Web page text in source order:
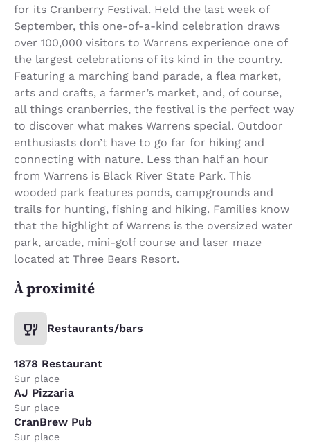
for its Cranberry Festival. Held the last week of
September, this one-of-a-kind celebration draws
over 100,000 visitors to Warrens experience one of
the largest celebrations of its kind in the country.
Featuring a marching band parade, a flea market,
arts and crafts, a farmer’s market, and, of course,
all things cranberries, the festival is the perfect way
to discover what makes Warrens special. Outdoor
enthusiasts don’t have to go far for hiking and
connecting with nature. Less than half an hour
from Warrens is Black River State Park. This
wooded park features ponds, campgrounds and
trails for hunting, fishing and hiking. Families know
that the highlight of Warrens is the oversized water
park, arcade, mini-golf course and laser maze
located at Three Bears Resort.
À proximité
Restaurants/bars
1878 Restaurant
Sur place
AJ Pizzaria
Sur place
CranBrew Pub
Sur place